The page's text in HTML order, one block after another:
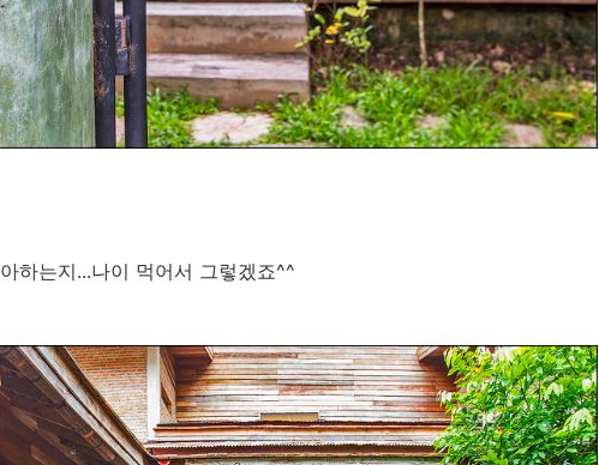
하는지...나이 먹어서 그렇겠죠^^